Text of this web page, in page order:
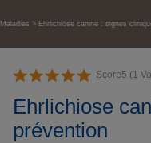
Maladies Ehrlichiose canine : signes
Score5 (1
Ehrlichiose
prévention